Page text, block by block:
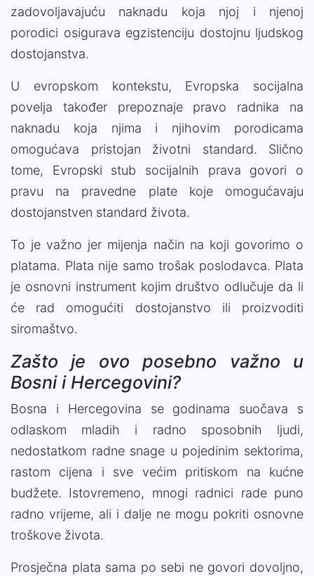
zadovoljavajuću naknadu koja njoj i njenoj
porodici osigurava egzistenciju dostojnu ljudskog
dostojanstva.
U evropskom kontekstu, Evropska socijalna
povelja također prepoznaje pravo radnika na
naknadu koja njima i njihovim porodicama
omogućava pristojan životni standard. Slično
tome, Evropski stub socijalnih prava govori o
pravu na pravedne plate koje omogućavaju
dostojanstven standard života.
To je važno jer mijenja način na koji govorimo o
platama. Plata nije samo trošak poslodavca. Plata
je osnovni instrument kojim društvo odlučuje da li
će rad omogućiti dostojanstvo ili proizvoditi
siromaštvo.
Zašto je ovo posebno važno u
Bosni i Hercegovini?
Bosna i Hercegovina se godinama suočava s
odlaskom mladih i radno sposobnih ljudi,
nedostatkom radne snage u pojedinim sektorima,
rastom cijena i sve većim pritiskom na kućne
budžete. Istovremeno, mnogi radnici rade puno
radno vrijeme, ali i dalje ne mogu pokriti osnovne
troškove života.
Prosječna plata sama po sebi ne govori dovoljno,